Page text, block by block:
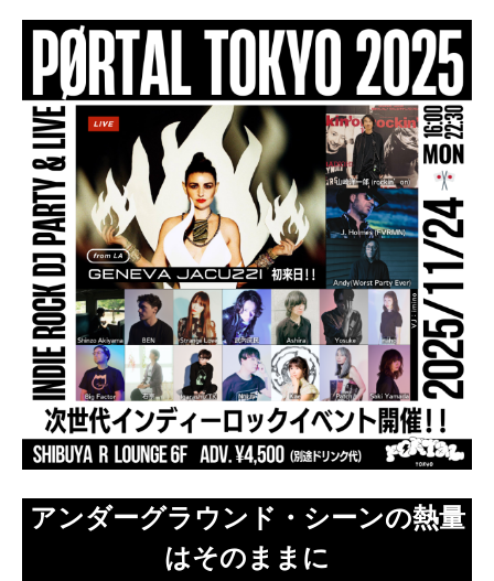
アンダーグラウンド・シーンの熱量
はそのままに